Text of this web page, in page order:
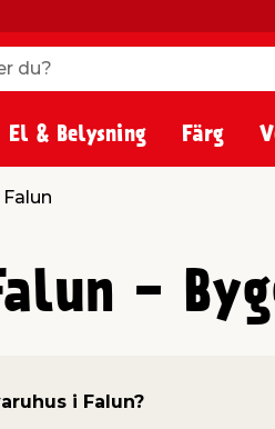
du?
du?
El & Belysning Färg
Falun
-
i Falun?